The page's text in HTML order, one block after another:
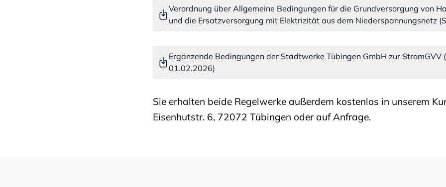
Verordnung über Allgemeine Bedingungen für die Grundversorgung von
und die Ersatzversorgung mit Elektrizität aus dem Niederspannungsnetz
Ergänzende Bedingungen der Stadtwerke Tübingen GmbH zur StromGVV
01.02.2026)
Sie erhalten beide Regelwerke außerdem kostenlos in unserem
Eisenhutstr. 6, 72072 Tübingen oder auf Anfrage.